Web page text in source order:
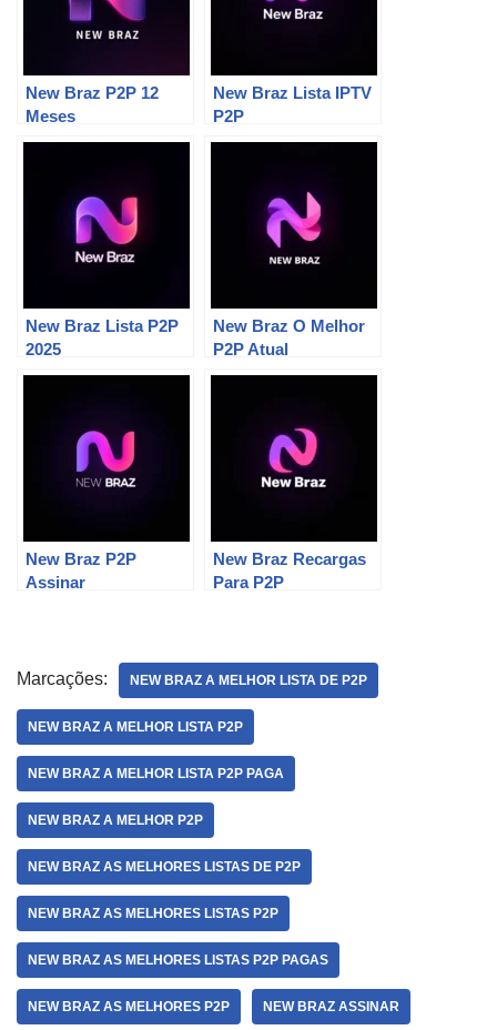
New Braz P2P 12
Meses
New Braz Lista IPTV
P2P
New Braz Lista P2P
2025
New Braz O Melhor
P2P Atual
New Braz P2P
Assinar
New Braz Recargas
Para P2P
Marcações: NEW BRAZ A MELHOR LISTA DE P2P
NEW BRAZ A MELHOR LISTA P2P
NEW BRAZ A MELHOR LISTA P2P PAGA
NEW BRAZ A MELHOR P2P
NEW BRAZ AS MELHORES LISTAS DE P2P
NEW BRAZ AS MELHORES LISTAS P2P
NEW BRAZ AS MELHORES LISTAS P2P PAGAS
NEW BRAZ AS MELHORES P2P NEW BRAZ ASSINAR